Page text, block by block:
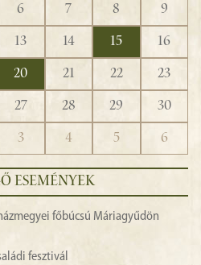
6 7 8
9
13 14 15
16
20 21 22
23
27 28 29
30
3 4 5 6
ESEMÉNYEK
főbúcsú Máriagyűdön
fesztivál